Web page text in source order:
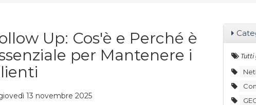
Up: Cos'è e Perché è
per Mantenere i
13 novembre 2025
Tutti